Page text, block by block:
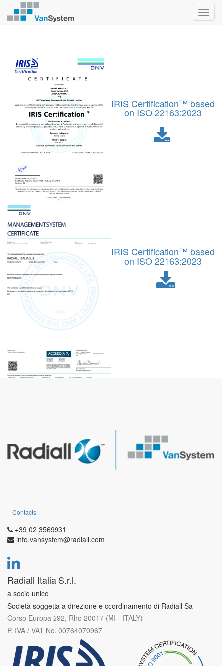
IRIS Certification™ based
on ISO 22163:2023
IRIS Certification™ based
on ISO 22163:2023
Contacts
+39 02 3569931
info.vansystem@radiall.com
Radiall Italia S.r.l.
a socio unico
Società soggetta a direzione e coordinamento di Radiall Sa
Corso Europa 292, Rho 20017 (MI - ITALY)
P. IVA / VAT No. 00764070967